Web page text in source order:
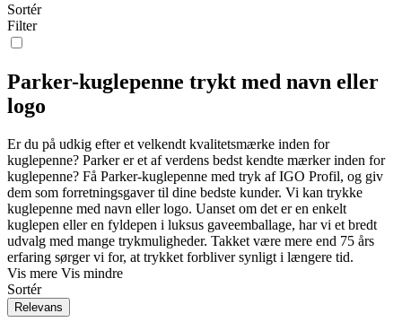
Sortér
Filter
Parker-kuglepenne trykt med navn eller
logo
Er du på udkig efter et velkendt kvalitetsmærke inden for
kuglepenne? Parker er et af verdens bedst kendte mærker inden for
kuglepenne? Få Parker-kuglepenne med tryk af IGO Profil, og giv
dem som forretningsgaver til dine bedste kunder. Vi kan trykke
kuglepenne med navn eller logo. Uanset om det er en enkelt
kuglepen eller en fyldepen i luksus gaveemballage, har vi et bredt
udvalg med mange trykmuligheder. Takket være mere end 75 års
erfaring sørger vi for, at trykket forbliver synligt i længere tid.
Vis mere Vis mindre
Sortér
Relevans